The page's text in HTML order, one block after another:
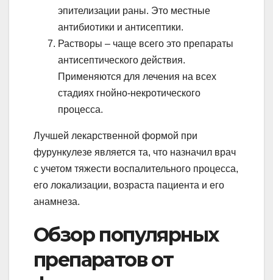
эпителизации раны. Это местные
антибиотики и антисептики.
Растворы – чаще всего это препараты
антисептического действия.
Применяются для лечения на всех
стадиях гнойно-некротического
процесса.
Лучшей лекарственной формой при
фурункулезе является та, что назначил врач
с учетом тяжести воспалительного процесса,
его локализации, возраста пациента и его
анамнеза.
Обзор популярных
препаратов от